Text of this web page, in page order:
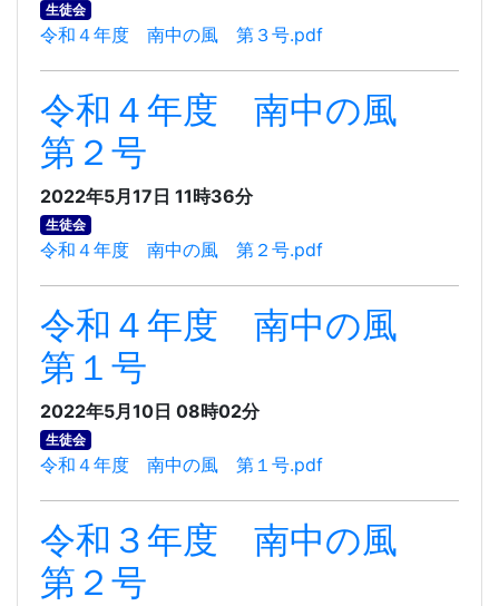
生徒会
令和４年度 南中の風 第３号.pdf
令和４年度 南中の風
第２号
2022年5月17日 11時36分
生徒会
令和４年度 南中の風 第２号.pdf
令和４年度 南中の風
第１号
2022年5月10日 08時02分
生徒会
令和４年度 南中の風 第１号.pdf
令和３年度 南中の風
第２号